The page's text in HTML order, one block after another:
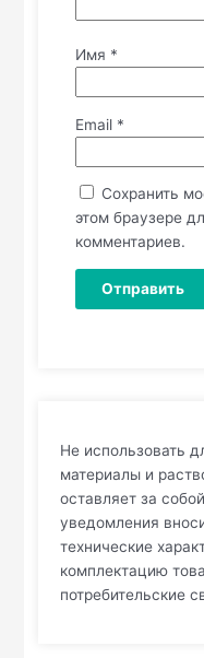
Имя *
Email *
Сохранить
этом браузере
комментариев.
Не использовать
материалы и
оставляет за
уведомления
технические
комплектацию
потребительские